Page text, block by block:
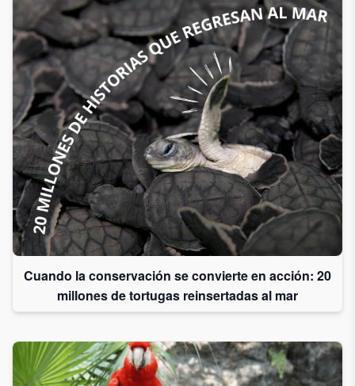
Cuando la conservación se convierte en acción: 20
millones de tortugas reinsertadas al mar